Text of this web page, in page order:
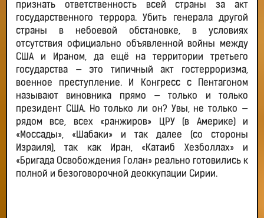
признать ответственность всей страны за акт
государственного террора. Убить генерала другой
страны в небоевой обстановке, в условиях
отсутствия официально объявленной войны между
США и Ираном, да ещё на территории третьего
государства — это типичный акт гостерроризма,
военное преступление. И Конгресс с Пентагоном
называют виновника прямо — только и только
президент США. Но только ли он? Увы, не только —
рядом все, всех «ранжиров» ЦРУ (в Америке) и
«Моссады», «Шабаки» и так далее (со стороны
Израиля), так как Иран, «Катаиб Хезболлах» и
«Бригада Освобождения Голан» реально готовились к
полной и безоговорочной деоккупации Сирии.